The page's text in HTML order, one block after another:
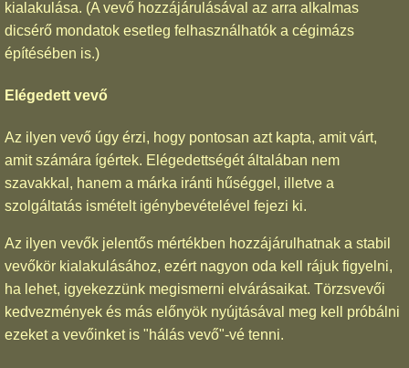
kialakulása. (A vevő hozzájárulásával az arra alkalmas
dicsérő mondatok esetleg felhasználhatók a cégimázs
építésében is.)
Elégedett vevő
Az ilyen vevő úgy érzi, hogy pontosan azt kapta, amit várt,
amit számára ígértek. Elégedettségét általában nem
szavakkal, hanem a márka iránti hűséggel, illetve a
szolgáltatás ismételt igénybevételével fejezi ki.
Az ilyen vevők jelentős mértékben hozzájárulhatnak a stabil
vevőkör kialakulásához, ezért nagyon oda kell rájuk figyelni,
ha lehet, igyekezzünk megismerni elvárásaikat. Törzsvevői
kedvezmények és más előnyök nyújtásával meg kell próbálni
ezeket a vevőinket is "hálás vevő"-vé tenni.